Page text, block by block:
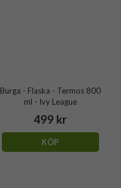
Burga - Flaska - Termos 800
ml - Ivy League
499 kr
KÖP